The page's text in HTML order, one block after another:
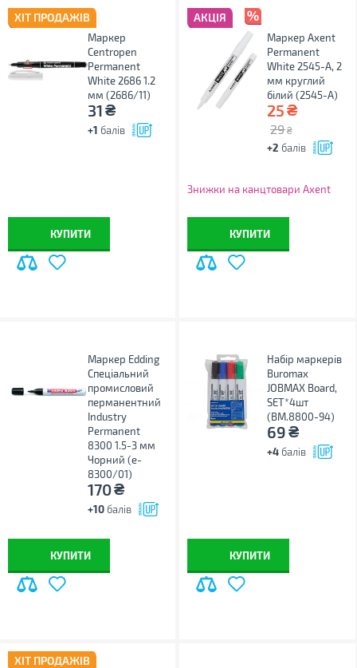
ХІТ ПРОДАЖІВ
Маркер
Centropen
Permanent
White 2686 1.2
мм (2686/11)
31₴
+1 балів
КУПИТИ
АКЦІЯ
Маркер Axent
Permanent
White 2545-A, 2
мм круглий
білий (2545-A)
25₴
29 ₴
+2 балів
Знижки на канцтовари Axent
КУПИТИ
Маркер Edding
Спеціальний
промисловий
перманентний
Industry
Permanent
8300 1.5-3 мм
Чорний (e-
8300/01)
170₴
+10 балів
КУПИТИ
Набір маркерів
Buromax
JOBMAX Board,
SET*4шт
(BM.8800-94)
69₴
+4 балів
КУПИТИ
ХІТ ПРОДАЖІВ